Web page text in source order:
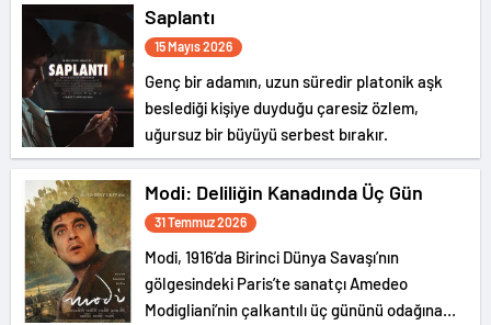
evinde tatil yapmaya karar verir. Ancak huzur
bulmayı umdukları bu ev, geçmişte yaşanan
kayıp bebek vakaları ve açıklanamayan
doğaüstü olaylarla anılan karanlık bir geçmişe
sahiptir.
Saplantı
15 Mayıs 2026
Genç bir adamın, uzun süredir platonik aşk
beslediği kişiye duyduğu çaresiz özlem,
uğursuz bir büyüyü serbest bırakır.
Modi: Deliliğin Kanadında Üç Gün
31 Temmuz 2026
Modi, 1916’da Birinci Dünya Savaşı’nın
gölgesindeki Paris’te sanatçı Amedeo
Modigliani’nin çalkantılı üç gününü odağına